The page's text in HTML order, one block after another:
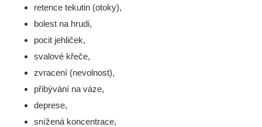
retence tekutin (otoky),
bolest na hrudi,
pocit jehliček,
svalové křeče,
zvracení (nevolnost),
přibývání na váze,
deprese,
snížená koncentrace,